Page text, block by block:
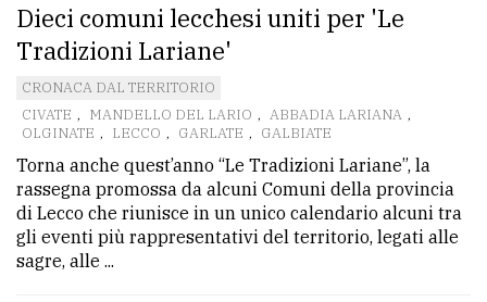
Dieci comuni lecchesi uniti per 'Le
Tradizioni Lariane'
CRONACA DAL TERRITORIO
CIVATE , MANDELLO DEL LARIO , ABBADIA LARIANA ,
OLGINATE , LECCO , GARLATE , GALBIATE
Torna anche quest’anno “Le Tradizioni Lariane”, la
rassegna promossa da alcuni Comuni della provincia
di Lecco che riunisce in un unico calendario alcuni tra
gli eventi più rappresentativi del territorio, legati alle
sagre, alle ...